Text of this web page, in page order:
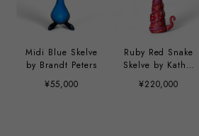
Midi Blue Skelve
by Brandt Peters
¥55,000
Ruby Red Snake
Skelve by Kathie
Olivas & Brandt
Peters
¥220,000